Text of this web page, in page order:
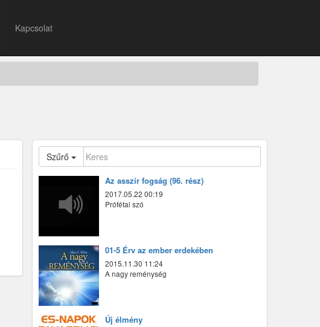
Kapcsolat
Szűrő
Az asszír fogság (96. rész)
2017.05.22 00:19
Prófétai szó
01-5 Érv az ember erdekében
2015.11.30 11:24
A nagy reménység
Új élmény